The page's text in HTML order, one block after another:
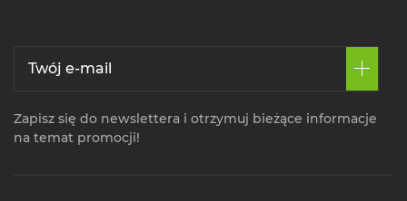
Zapisz się do newslettera i otrzymuj bieżące informacje
na temat promocji!